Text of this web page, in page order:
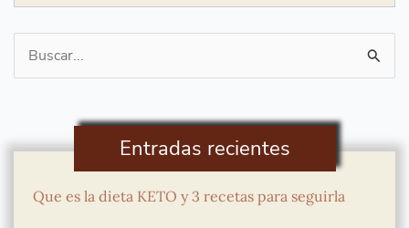
Buscar
por:
Entradas recientes
Que es la dieta KETO y 3 recetas para seguirla